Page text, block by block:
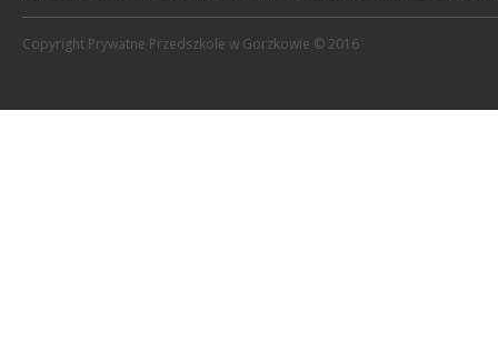
Copyright Prywatne Przedszkole w Gorzkowie © 2016